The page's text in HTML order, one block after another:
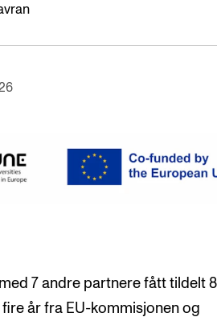
7 andre partnere fått tildelt
år fra EU-kommisjonen og